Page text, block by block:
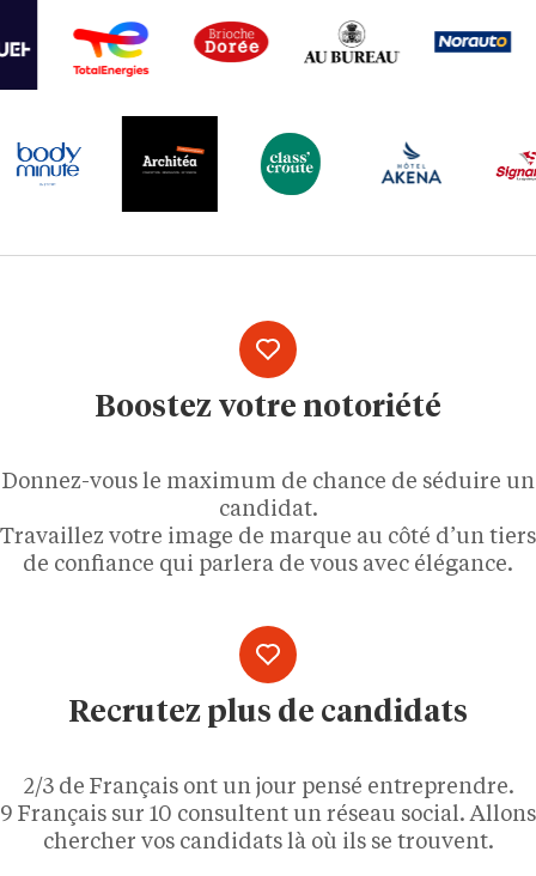
Boostez votre notoriété
Donnez-vous le maximum de chance de séduire un
candidat.
Travaillez votre image de marque au côté d’un tiers
de confiance qui parlera de vous avec élégance.
Recrutez plus de candidats
2/3 de Français ont un jour pensé entreprendre.
9 Français sur 10 consultent un réseau social. Allons
chercher vos candidats là où ils se trouvent.